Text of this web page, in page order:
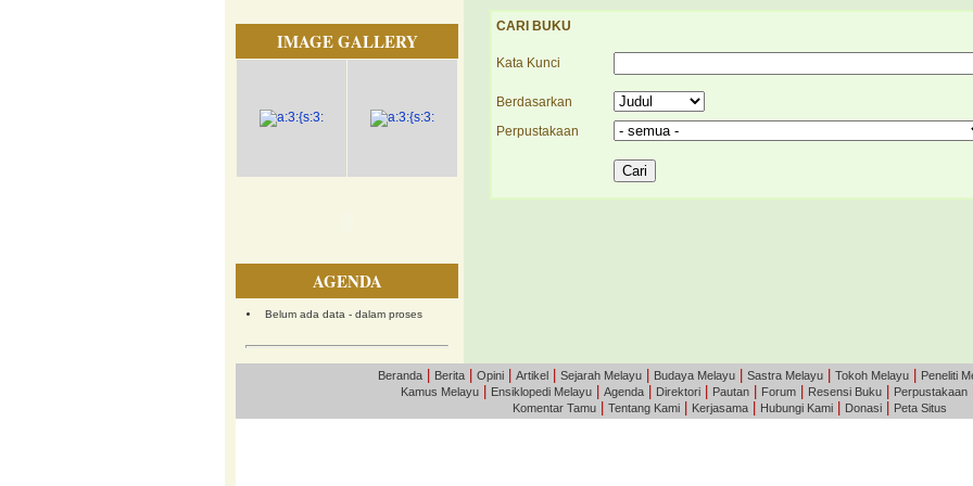
IMAGE GALLERY
AGENDA
Belum ada data - dalam proses
CARI BUKU
Kata Kunci
Berdasarkan
Perpustakaan
Beranda Berita Opini Artikel Sejarah Melayu Budaya Melayu Sastra Melayu Tokoh Melayu Peneliti
Kamus Melayu
Ensiklopedi Melayu Agenda Direktori Pautan Forum Resensi Buku Perpustakaan
Komentar Tamu
Tentang Kami Kerjasama Hubungi Kami Donasi Peta Situs